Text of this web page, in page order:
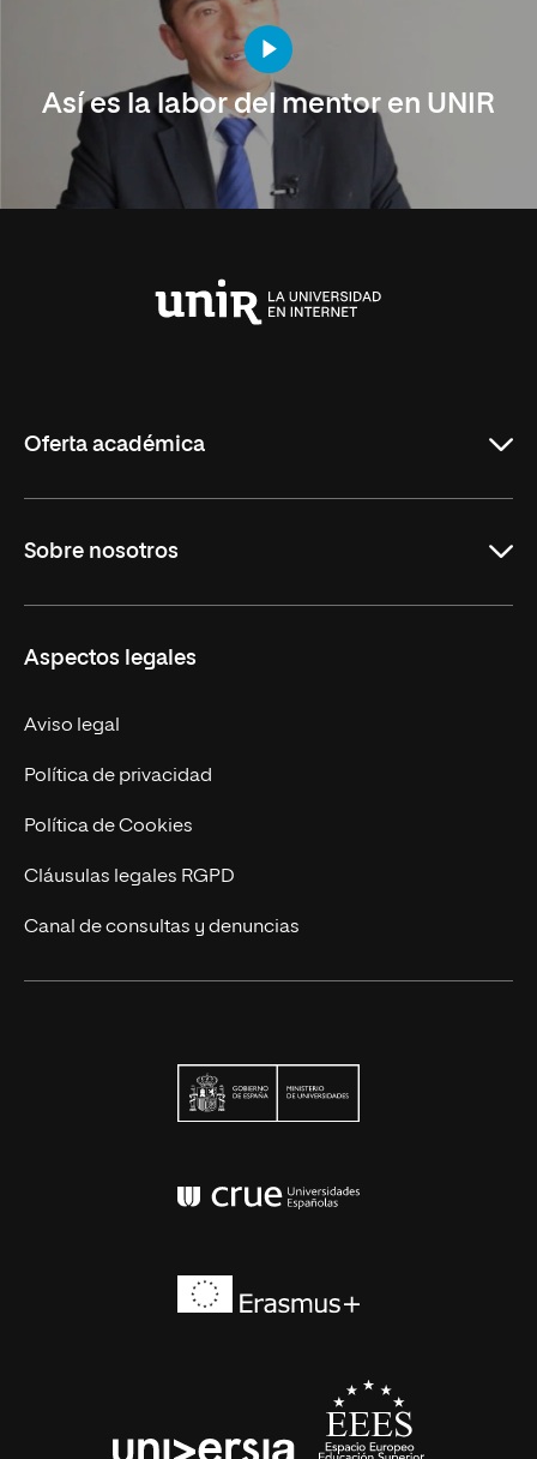
Así es la labor del mentor en UNIR
Oferta académica
Maestrías
Sobre nosotros
Trabaja en UNIR
Actualidad
Contacto
Aspectos legales
Aviso legal
Política de privacidad
Política de Cookies
Cláusulas legales RGPD
Canal de consultas y denuncias
Conferencia de
universia